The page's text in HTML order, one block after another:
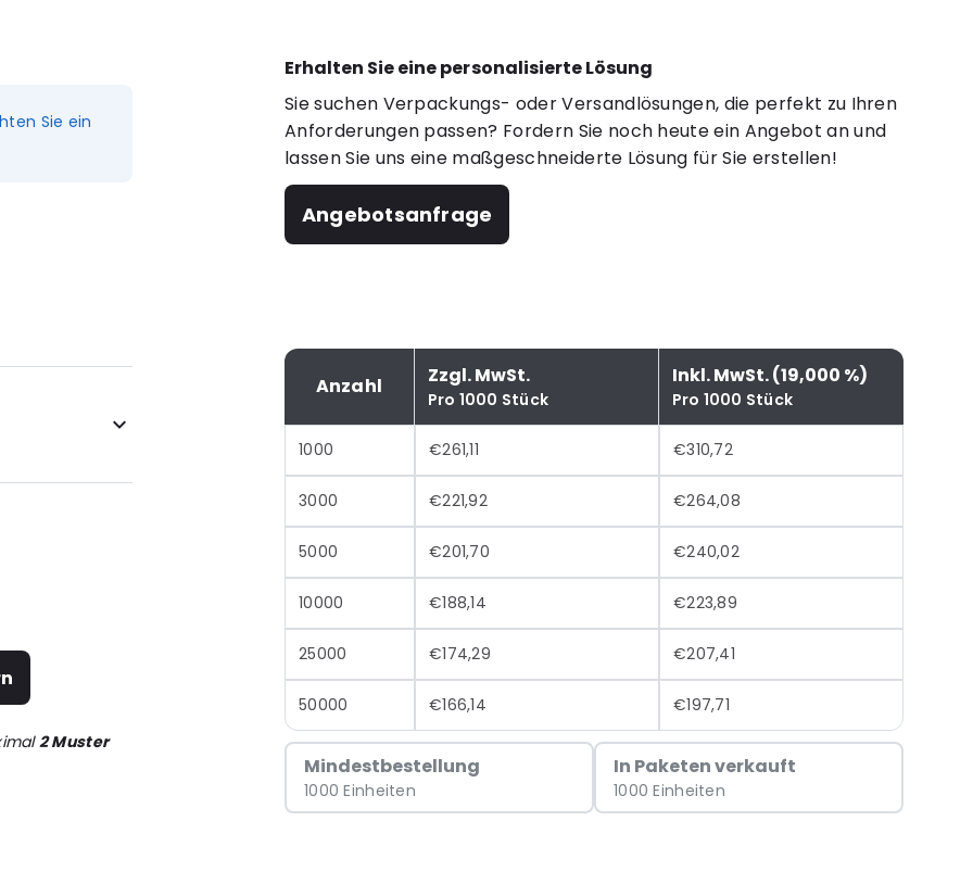
Erhalten Sie eine personalisierte Lösung
Sie suchen Verpackungs- oder Versandlösungen, die perfekt zu Ihren
Anforderungen passen? Fordern Sie noch heute ein Angebot an und
lassen Sie uns eine maßgeschneiderte Lösung für Sie erstellen!
Angebotsanfrage
Anzahl Zzgl. MwSt.
Pro 1000 Stück
Inkl. MwSt. (19,000 %)
Pro 1000 Stück
1000 €261,11 €310,72
3000 €221,92 €264,08
5000 €201,70 €240,02
10000 €188,14 €223,89
25000 €174,29 €207,41
50000 €166,14 €197,71
Mindestbestellung
1000 Einheiten
In Paketen verkauft
1000 Einheiten
Sie ein
2 Muster